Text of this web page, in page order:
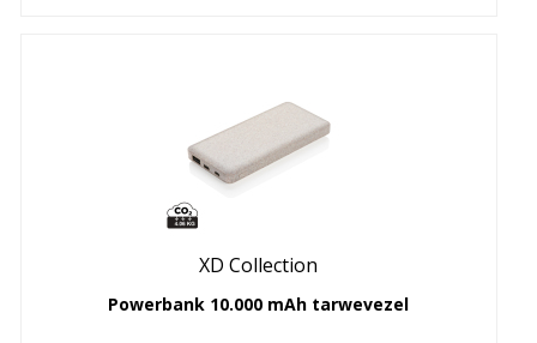
XD Collection
Powerbank 10.000 mAh tarwevezel